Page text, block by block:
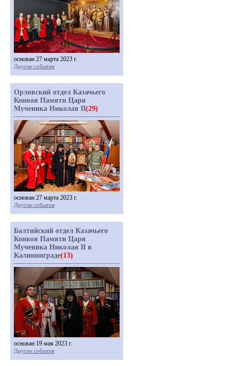
основан 27 марта 2023 г.
Другие события
Орловский отдел Казачьего
Конвоя Памяти Царя
Мученика Николая II(29)
основан 27 марта 2023 г.
Другие события
Балтийский отдел Казачьего
Конвоя Памяти Царя
Мученика Николая II в
Калининграде(13)
основан 19 мая 2023 г.
Другие события